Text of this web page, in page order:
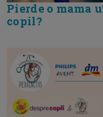
Pierde o mama
copil?